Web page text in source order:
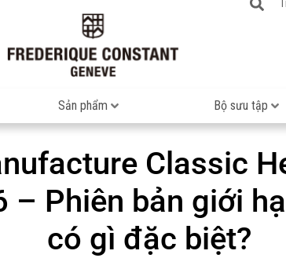
Sản phẩm Bộ sưu tập
Classic
– Phiên bản giới
có gì đặc biệt?